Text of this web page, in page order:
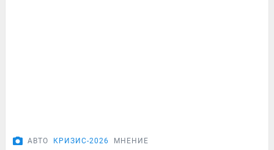
АВТО КРИЗИС-2026 МНЕНИЕ